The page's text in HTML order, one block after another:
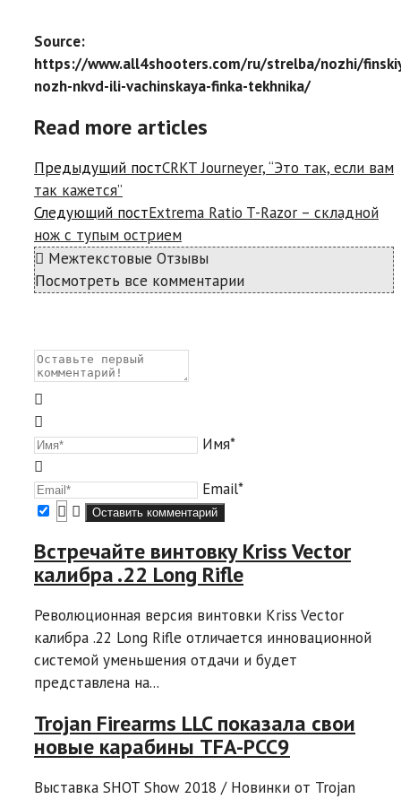
Source:
https://www.all4shooters.com/ru/strelba/nozhi/
nozh-nkvd-ili-vachinskaya-finka-tekhnika/
Read more articles
Предыдущий постCRKT Journeyer, “Это так, если вам
так кажется”
Следующий постExtrema Ratio T-Razor – складной
нож с тупым острием
Межтекстовые Отзывы
Посмотреть все комментарии
Имя*
Email*
Встречайте винтовку Kriss Vector
калибра .22 Long Rifle
Революционная версия винтовки Kriss Vector
калибра .22 Long Rifle отличается инновационной
системой уменьшения отдачи и будет
представлена на...
Trojan Firearms LLC показала свои
новые карабины TFA-PCC9
Выставка SHOT Show 2018 / Новинки от Trojan